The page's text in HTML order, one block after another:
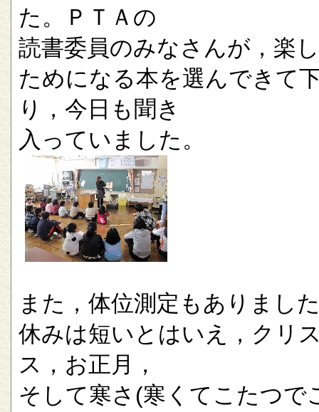
た。ＰＴＡの
読書委員のみなさんが，楽
ためになる本を選んできて
り，今日も聞き
入っていました。
また，体位測定もありまし
休みは短いとはいえ，クリ
ス，お正月，
そして寒さ(寒くてこたつで